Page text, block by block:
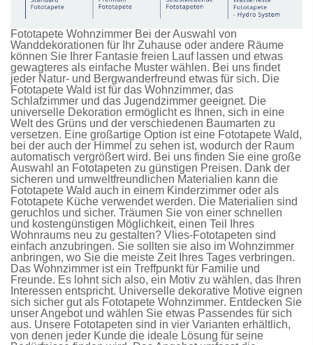
Fototapete Wohnzimmer Bei der Auswahl von
Wanddekorationen für Ihr Zuhause oder andere Räume
können Sie Ihrer Fantasie freien Lauf lassen und etwas
gewagteres als einfache Muster wählen. Bei uns findet
jeder Natur- und Bergwanderfreund etwas für sich. Die
Fototapete Wald ist für das Wohnzimmer, das
Schlafzimmer und das Jugendzimmer geeignet. Die
universelle Dekoration ermöglicht es Ihnen, sich in eine
Welt des Grüns und der verschiedenen Baumarten zu
versetzen. Eine großartige Option ist eine Fototapete Wald,
bei der auch der Himmel zu sehen ist, wodurch der Raum
automatisch vergrößert wird. Bei uns finden Sie eine große
Auswahl an Fototapeten zu günstigen Preisen. Dank der
sicheren und umweltfreundlichen Materialien kann die
Fototapete Wald auch in einem Kinderzimmer oder als
Fototapete Küche verwendet werden. Die Materialien sind
geruchlos und sicher. Träumen Sie von einer schnellen
und kostengünstigen Möglichkeit, einen Teil Ihres
Wohnraums neu zu gestalten? Vlies-Fototapeten sind
einfach anzubringen. Sie sollten sie also im Wohnzimmer
anbringen, wo Sie die meiste Zeit Ihres Tages verbringen.
Das Wohnzimmer ist ein Treffpunkt für Familie und
Freunde. Es lohnt sich also, ein Motiv zu wählen, das Ihren
Interessen entspricht. Universelle dekorative Motive eignen
sich sicher gut als Fototapete Wohnzimmer. Entdecken Sie
unser Angebot und wählen Sie etwas Passendes für sich
aus. Unsere Fototapeten sind in vier Varianten erhältlich,
von denen jeder Kunde die ideale Lösung für seine